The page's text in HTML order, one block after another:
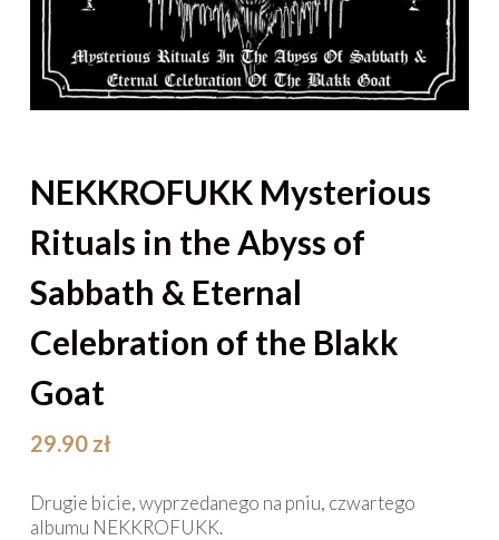
NEKKROFUKK Mysterious
Rituals in the Abyss of
Sabbath & Eternal
Celebration of the Blakk
Goat
29.90 zł
Drugie bicie, wyprzedanego na pniu, czwartego
albumu NEKKROFUKK.